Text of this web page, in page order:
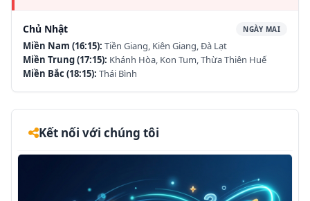
Chủ Nhật NGÀY MAI
Miền Nam (16:15): Tiền Giang, Kiên Giang, Đà Lạt
Miền Trung (17:15): Khánh Hòa, Kon Tum, Thừa Thiên Huế
Miền Bắc (18:15): Thái Bình
Kết nối với chúng tôi